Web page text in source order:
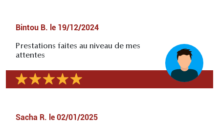
Bintou B. le 19/12/2024
Prestations faites au niveau de mes
attentes
Sacha R. le 02/01/2025